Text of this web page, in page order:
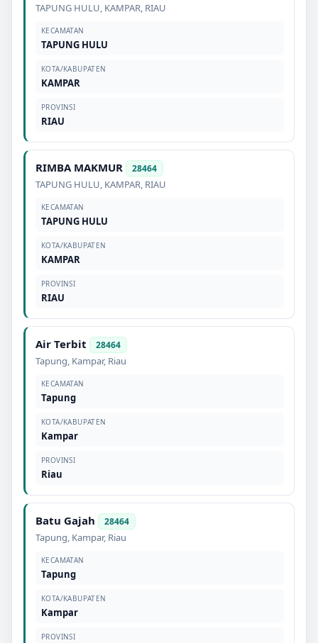
TAPUNG HULU, KAMPAR, RIAU
KECAMATAN
TAPUNG HULU
KOTA/KABUPATEN
KAMPAR
PROVINSI
RIAU
RIMBA MAKMUR 28464
TAPUNG HULU, KAMPAR, RIAU
KECAMATAN
TAPUNG HULU
KOTA/KABUPATEN
KAMPAR
PROVINSI
RIAU
Air Terbit 28464
Tapung, Kampar, Riau
KECAMATAN
Tapung
KOTA/KABUPATEN
Kampar
PROVINSI
Riau
Batu Gajah 28464
Tapung, Kampar, Riau
KECAMATAN
Tapung
KOTA/KABUPATEN
Kampar
PROVINSI